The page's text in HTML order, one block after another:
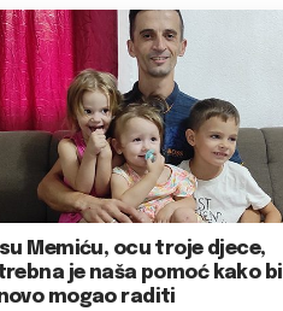
Memiću, ocu troje djece,
je naša pomoć kako bi
mogao raditi